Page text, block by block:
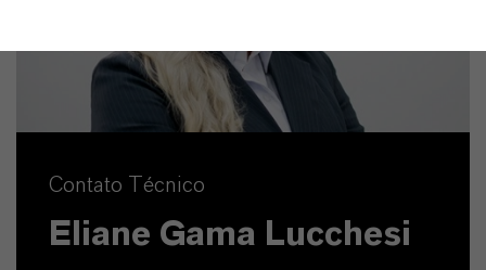
Contato Técnico
Eliane Gama Lucchesi